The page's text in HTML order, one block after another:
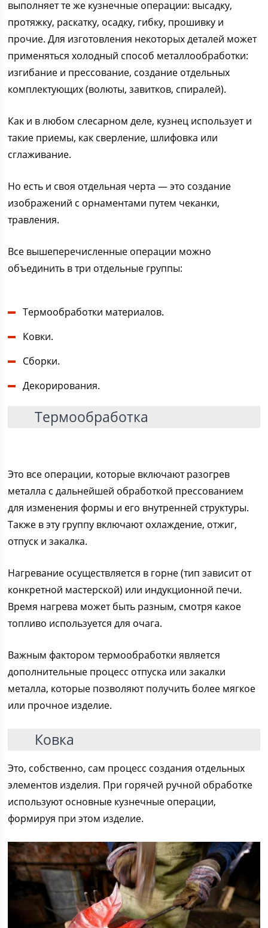
выполняет те же кузнечные операции: высадку,
протяжку, раскатку, осадку, гибку, прошивку и
прочие. Для изготовления некоторых деталей может
применяться холодный способ металлообработки:
изгибание и прессование, создание отдельных
комплектующих (волюты, завитков, спиралей).
Как и в любом слесарном деле, кузнец использует и
такие приемы, как сверление, шлифовка или
сглаживание.
Но есть и своя отдельная черта — это создание
изображений с орнаментами путем чеканки,
травления.
Все вышеперечисленные операции можно
объединить в три отдельные группы:
Термообработки материалов.
Ковки.
Сборки.
Декорирования.
Термообработка
Это все операции, которые включают разогрев
металла с дальнейшей обработкой прессованием
для изменения формы и его внутренней структуры.
Также в эту группу включают охлаждение, отжиг,
отпуск и закалка.
Нагревание осуществляется в горне (тип зависит от
конкретной мастерской) или индукционной печи.
Время нагрева может быть разным, смотря какое
топливо используется для очага.
Важным фактором термообработки является
дополнительные процесс отпуска или закалки
металла, которые позволяют получить более мягкое
или прочное изделие.
Ковка
Это, собственно, сам процесс создания отдельных
элементов изделия. При горячей ручной обработке
используют основные кузнечные операции,
формируя при этом изделие.